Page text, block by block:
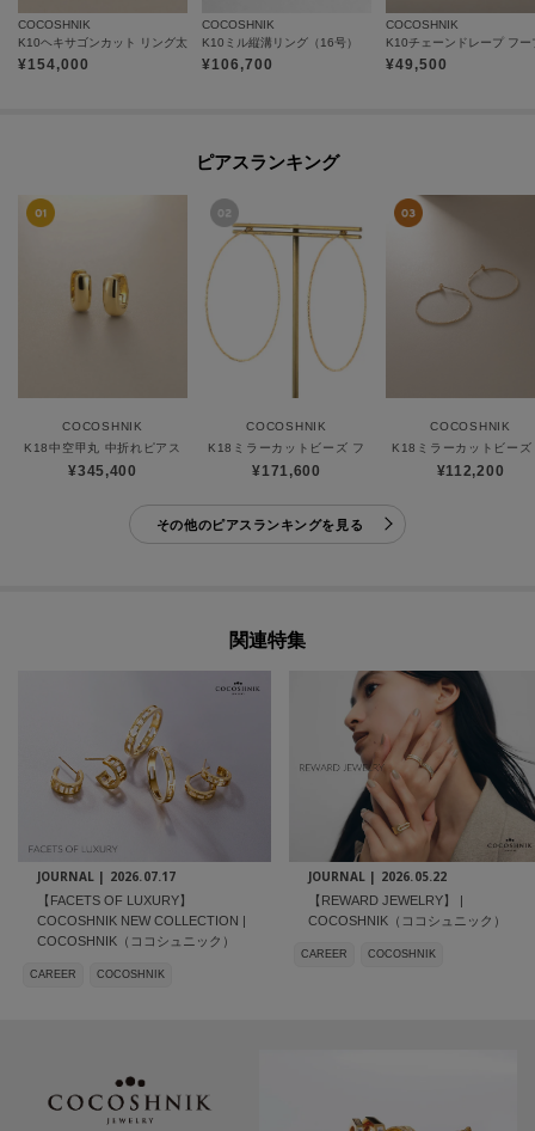
COCOSHNIK
K10ヘキサゴンカット リング太
¥154,000
COCOSHNIK
K10ミル縦溝リング（16号）
¥106,700
COCOSHNIK
¥49,500
ピアスランキング
COCOSHNIK
K18中空甲丸 中折れピアス
¥345,400
COCOSHNIK
K18ミラーカットビーズ フープピアス（大）
¥171,600
COCOSHNIK
K18ミラーカットビー
¥112,200
その他のピアスランキングを見る
関連特集
JOURNAL | 2026.07.17
【FACETS OF LUXURY】
COCOSHNIK NEW COLLECTION |
COCOSHNIK（ココシュニック）
CAREER COCOSHNIK
JOURNAL | 2026.05.22
【REWARD JEWELRY】 |
COCOSHNIK（ココシュニック）
CAREER COCOSHNIK